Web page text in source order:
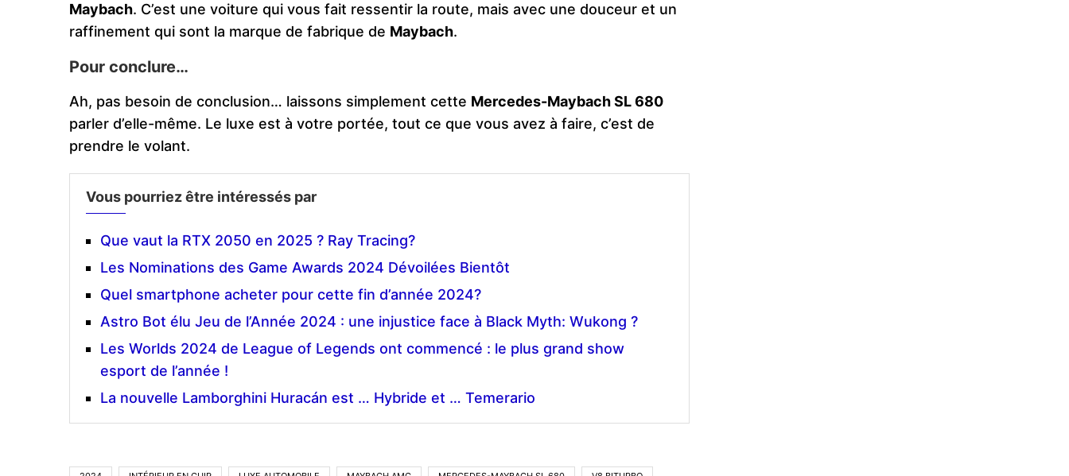
Maybach. C’est une voiture qui vous fait ressentir la route, mais avec une douceur et un
raffinement qui sont la marque de fabrique de Maybach.
Pour conclure…
Ah, pas besoin de conclusion… laissons simplement cette Mercedes-Maybach SL 680
parler d’elle-même. Le luxe est à votre portée, tout ce que vous avez à faire, c’est de
prendre le volant.
Vous pourriez être intéressés par
Que vaut la RTX 2050 en 2025 ? Ray Tracing?
Les Nominations des Game Awards 2024 Dévoilées Bientôt
Quel smartphone acheter pour cette fin d’année 2024?
Astro Bot élu Jeu de l’Année 2024 : une injustice face à Black Myth: Wukong ?
Les Worlds 2024 de League of Legends ont commencé : le plus grand show
esport de l’année !
La nouvelle Lamborghini Huracán est … Hybride et … Temerario